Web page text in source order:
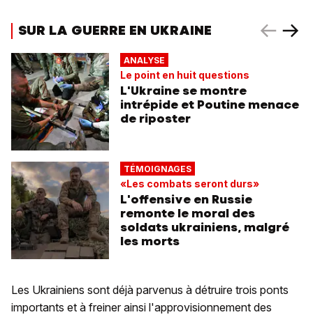
SUR LA GUERRE EN UKRAINE
ANALYSE
Le point en huit questions
L'Ukraine se montre
intrépide et Poutine menace
de riposter
TÉMOIGNAGES
«Les combats seront durs»
L'offensive en Russie
remonte le moral des
soldats ukrainiens, malgré
les morts
Les Ukrainiens sont déjà parvenus à détruire trois ponts
importants et à freiner ainsi l'approvisionnement des